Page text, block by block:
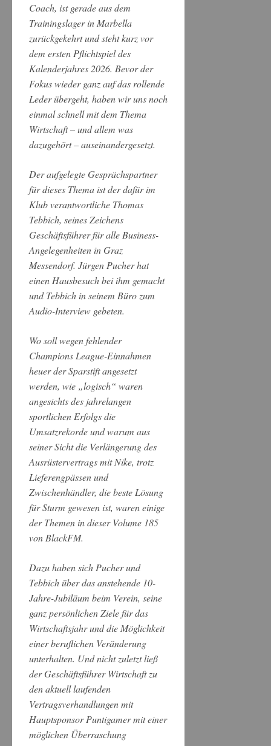
Coach, ist gerade aus dem
Trainingslager in Marbella
zurückgekehrt und steht kurz vor
dem ersten Pflichtspiel des
Kalenderjahres 2026. Bevor der
Fokus wieder ganz auf das rollende
Leder übergeht, haben wir uns noch
einmal schnell mit dem Thema
Wirtschaft – und allem was
dazugehört – auseinandergesetzt.
Der aufgelegte Gesprächspartner
für dieses Thema ist der dafür im
Klub verantwortliche Thomas
Tebbich, seines Zeichens
Geschäftsführer für alle Business-
Angelegenheiten in Graz
Messendorf. Jürgen Pucher hat
einen Hausbesuch bei ihm gemacht
und Tebbich in seinem Büro zum
Audio-Interview gebeten.
Wo soll wegen fehlender
Champions League-Einnahmen
heuer der Sparstift angesetzt
werden, wie „logisch“ waren
angesichts des jahrelangen
sportlichen Erfolgs die
Umsatzrekorde und warum aus
seiner Sicht die Verlängerung des
Ausrüstervertrags mit Nike, trotz
Lieferengpässen und
Zwischenhändler, die beste Lösung
für Sturm gewesen ist, waren einige
der Themen in dieser Volume 185
von BlackFM.
Dazu haben sich Pucher und
Tebbich über das anstehende 10-
Jahre-Jubiläum beim Verein, seine
ganz persönlichen Ziele für das
Wirtschaftsjahr und die Möglichkeit
einer beruflichen Veränderung
unterhalten. Und nicht zuletzt ließ
der Geschäftsführer Wirtschaft zu
den aktuell laufenden
Vertragsverhandlungen mit
Hauptsponsor Puntigamer mit einer
möglichen Überraschung